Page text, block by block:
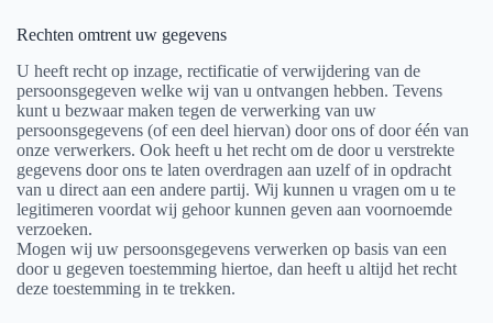
Rechten omtrent uw gegevens
U heeft recht op inzage, rectificatie of verwijdering van de
persoonsgegeven welke wij van u ontvangen hebben. Tevens
kunt u bezwaar maken tegen de verwerking van uw
persoonsgegevens (of een deel hiervan) door ons of door één van
onze verwerkers. Ook heeft u het recht om de door u verstrekte
gegevens door ons te laten overdragen aan uzelf of in opdracht
van u direct aan een andere partij. Wij kunnen u vragen om u te
legitimeren voordat wij gehoor kunnen geven aan voornoemde
verzoeken.
Mogen wij uw persoonsgegevens verwerken op basis van een
door u gegeven toestemming hiertoe, dan heeft u altijd het recht
deze toestemming in te trekken.